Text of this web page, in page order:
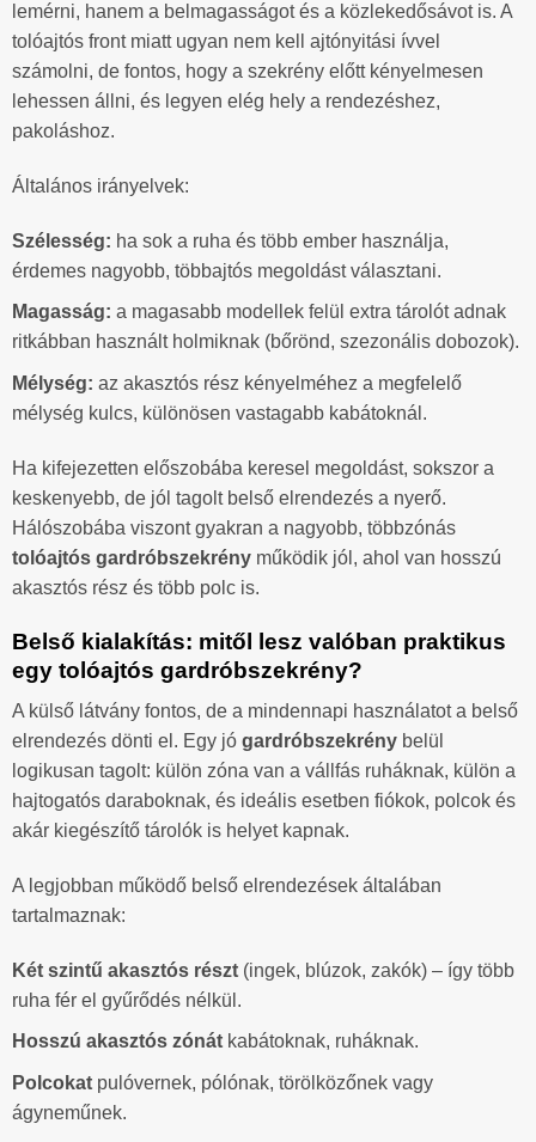
lemérni, hanem a belmagasságot és a közlekedősávot is. A
tolóajtós front miatt ugyan nem kell ajtónyitási ívvel
számolni, de fontos, hogy a szekrény előtt kényelmesen
lehessen állni, és legyen elég hely a rendezéshez,
pakoláshoz.
Általános irányelvek:
Szélesség: ha sok a ruha és több ember használja,
érdemes nagyobb, többajtós megoldást választani.
Magasság: a magasabb modellek felül extra tárolót adnak
ritkábban használt holmiknak (bőrönd, szezonális dobozok).
Mélység: az akasztós rész kényelméhez a megfelelő
mélység kulcs, különösen vastagabb kabátoknál.
Ha kifejezetten előszobába keresel megoldást, sokszor a
keskenyebb, de jól tagolt belső elrendezés a nyerő.
Hálószobába viszont gyakran a nagyobb, többzónás
tolóajtós gardróbszekrény működik jól, ahol van hosszú
akasztós rész és több polc is.
Belső kialakítás: mitől lesz valóban praktikus
egy tolóajtós gardróbszekrény?
A külső látvány fontos, de a mindennapi használatot a belső
elrendezés dönti el. Egy jó gardróbszekrény belül
logikusan tagolt: külön zóna van a vállfás ruháknak, külön a
hajtogatós daraboknak, és ideális esetben fiókok, polcok és
akár kiegészítő tárolók is helyet kapnak.
A legjobban működő belső elrendezések általában
tartalmaznak:
Két szintű akasztós részt (ingek, blúzok, zakók) – így több
ruha fér el gyűrődés nélkül.
Hosszú akasztós zónát kabátoknak, ruháknak.
Polcokat pulóvernek, pólónak, törölközőnek vagy
ágyneműnek.